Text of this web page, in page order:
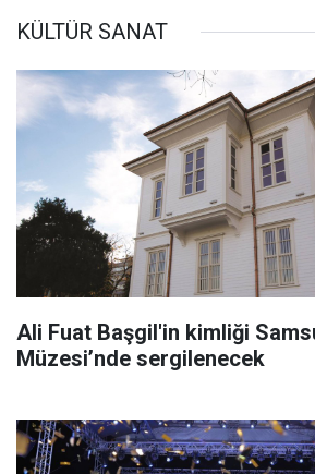
KÜLTÜR SANAT
Ali Fuat Başgil'in kimliği
Müzesi’nde sergilenecek